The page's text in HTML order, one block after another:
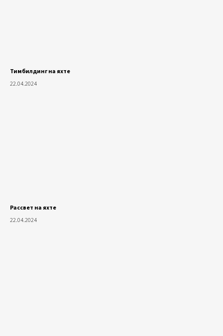
Тимбилдинг на яхте
22.04.2024
Рассвет на яхте
22.04.2024